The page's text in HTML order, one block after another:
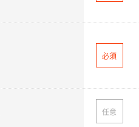
必須
任意